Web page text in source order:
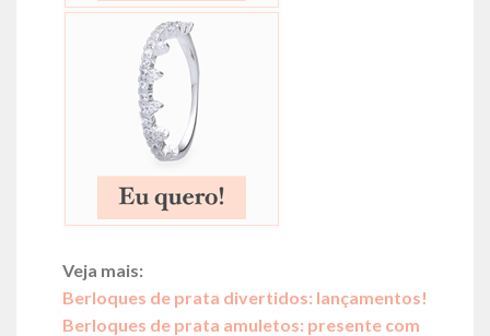
Veja mais:
Berloques de prata divertidos: lançamentos!
Berloques de prata amuletos: presente com